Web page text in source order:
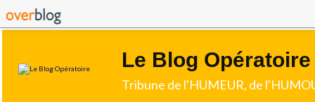
Le Blog Opératoire
Tribune de l'HUMEUR, de